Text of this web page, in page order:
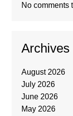
No comments
Archives
August 2026
July 2026
June 2026
May 2026